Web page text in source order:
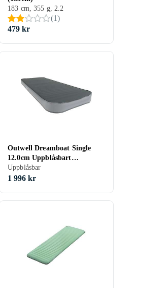
183 cm, 355 g, 2.2
(1)
479 kr
Outwell Dreamboat Single
12.0cm Uppblåsbart
Liggunderlag
Uppblåsbar
1 996 kr